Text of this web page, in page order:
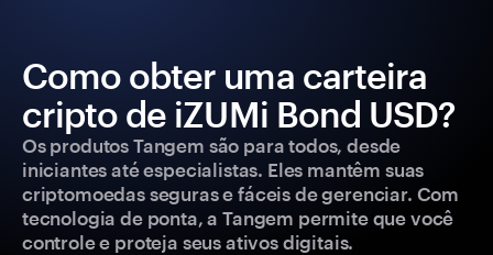
Como obter uma carteira
cripto de iZUMi Bond USD?
Os produtos Tangem são para todos, desde
iniciantes até especialistas. Eles mantêm suas
criptomoedas seguras e fáceis de gerenciar. Com
tecnologia de ponta, a Tangem permite que você
controle e proteja seus ativos digitais.